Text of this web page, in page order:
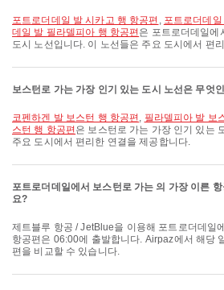
포트로더데일 발 시카고 행 항공편 , 포트로더데
데일 발 필라델피아 행 항공편 은 포트로더데일에
도시 노선입니다. 이 노선들은 주요 도시에서 편
보스턴로 가는 가장 인기 있는 도시 노선은 무엇
코펜하겐 발 보스턴 행 항공편 , 필라델피아 발 보
스턴 행 항공편 은 보스턴로 가는 가장 인기 있는
주요 도시에서 편리한 연결을 제공합니다.
포트로더데일에서 보스턴로 가는 의 가장 이른
요?
제트블루 항공 / JetBlue을 이용해 포트로더데일에서 보스턴로 가는 가장 이른
항공편은 06:00에 출발합니다. Airpaz에서 해당
편을 비교할 수 있습니다.